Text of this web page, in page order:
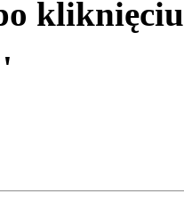
kliknięciu
'